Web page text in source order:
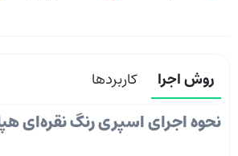
روش اجرا کاربردها
نحوه اجرای اسپری رنگ نقره‌ای